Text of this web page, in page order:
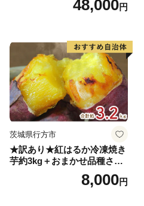
届く 3ヵ月 3回コース ns001-
48,000円
茨城県行方市
★訳あり★紅はるか冷凍焼き
芋約3kg＋おまかせ品種さつ
まいも 合計約3.2kg｜さつ
まいも サツマイモ さつま芋
8,000円